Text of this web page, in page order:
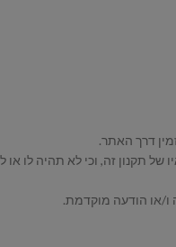
של תקנון זה, וכי לא תהיה לו